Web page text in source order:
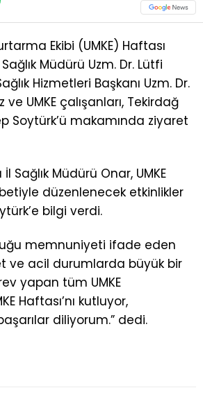
Ekibi (UMKE) Haftası
Müdürü Uzm. Dr. Lütfi
Hizmetleri Başkanı Uzm. Dr.
UMKE çalışanları, Tekirdağ
Soytürk’ü makamında ziyaret
Sağlık Müdürü Onar, UMKE
düzenlenecek etkinlikler
bilgi verdi.
memnuniyeti ifade eden
ve acil durumlarda büyük bir
yapan tüm UMKE
Haftası’nı kutluyor,
diliyorum.” dedi.